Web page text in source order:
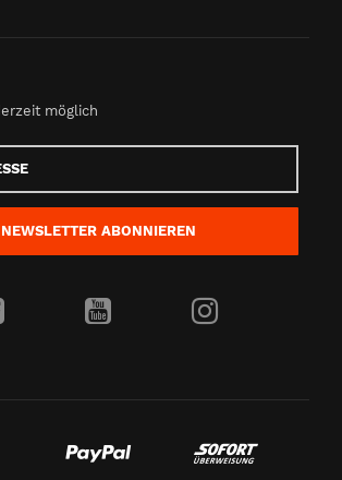
möglich
NEWSLETTER ABONNIEREN